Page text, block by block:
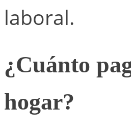
laboral.
¿Cuánto
hogar?